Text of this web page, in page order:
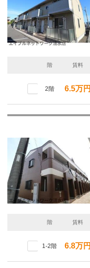
階 賃料
2階 6.5万円
階 賃料
1-2階 6.8万円